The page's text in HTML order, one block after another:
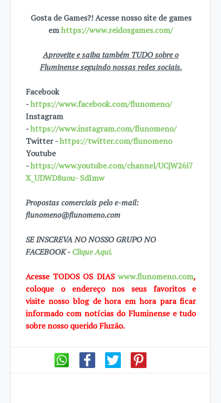
Gosta de Games?! Acesse nosso site de games
emhttps://www.reidosgames.com/
Aproveite e saiba também TUDO sobre o
Fluminense seguindo nossas redes sociais.
Facebook
-https://www.facebook.com/flunomeno/
Instagram
-https://www.instagram.com/flunomeno/
Twitter -https://twitter.com/flunomeno
Youtube
-https://www.youtube.com/channel/UCjW26i7
X_UDWD8uou- SdImw
Propostas comerciais pelo e-mail:
flunomeno@flunomeno.com
SE INSCREVA NO NOSSO GRUPO NO
FACEBOOK -Clique Aqui.
Acesse TODOS OS DIASwww.flunomeno.com,
coloque o endereço nos seus favoritos e
visite nosso blog de hora em hora para ficar
informado com notícias do Fluminense e tudo
sobrenosso querido Fluzão.